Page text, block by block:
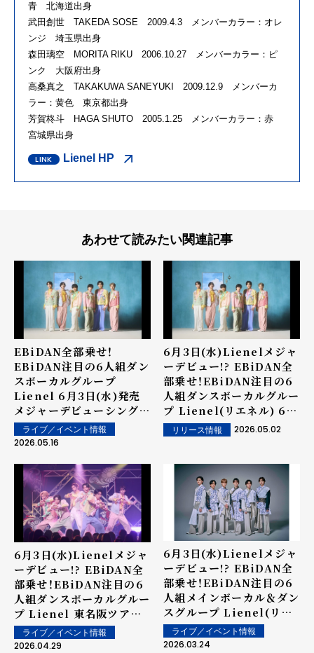
青 北海道出身
武田創世 TAKEDA SOSE 2009.4.3 メンバーカラー：オレ
ンジ 埼玉県出身
森田璃空 MORITA RIKU 2006.10.27 メンバーカラー：ピ
ンク 大阪府出身
高桑真之 TAKAKUWA SANEYUKI 2009.12.9 メンバーカ
ラー：黄色 東京都出身
芳賀柊斗 HAGA SHUTO 2005.1.25 メンバーカラー：赤
宮城県出身
Lienel HP
あわせて読みたい関連記事
EBiDAN全部乗せ！
EBiDAN注目の6人組ダン
スボーカルグループ
Lienel 6月3日(水)発売
メジャーデビューシングル
「メロ・コレクション」 メロ
シーン満載のシンガポール
映像公開！ メジャーデビュ
ーの契約書は如何に!?
ライブ／イベント情報
2026.05.16
6月3日(水)Lienelメジャ
ーデビュー!? EBiDAN全
部乗せ！EBiDAN注目の6
人組ダンスボーカルグルー
プ Lienel(リエネル) 6月
発売週のリリースイベント
スケジュール発表！
リリース情報 2026.05.02
6月3日(水)Lienelメジャ
ーデビュー!? EBiDAN全
部乗せ！EBiDAN注目の6
人組ダンスボーカルグルー
プ Lienel 東名阪ツアー
初日に、メジャーデビュー
シングル「メロ・コレクシ
ライブ／イベント情報
2026.04.29
6月3日(水)Lienelメジャ
ーデビュー!? EBiDAN全
部乗せ！EBiDAN注目の6
人組メインボーカル＆ダン
スグループ Lienel(リエ
ネル) メジャーデビューシ
ングル「メロ・コレクショ
ライブ／イベント情報
2026.03.24